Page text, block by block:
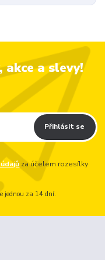
akce a slevy!
Přihlásit se
za účelem rozesílky
jednou za 14 dní.